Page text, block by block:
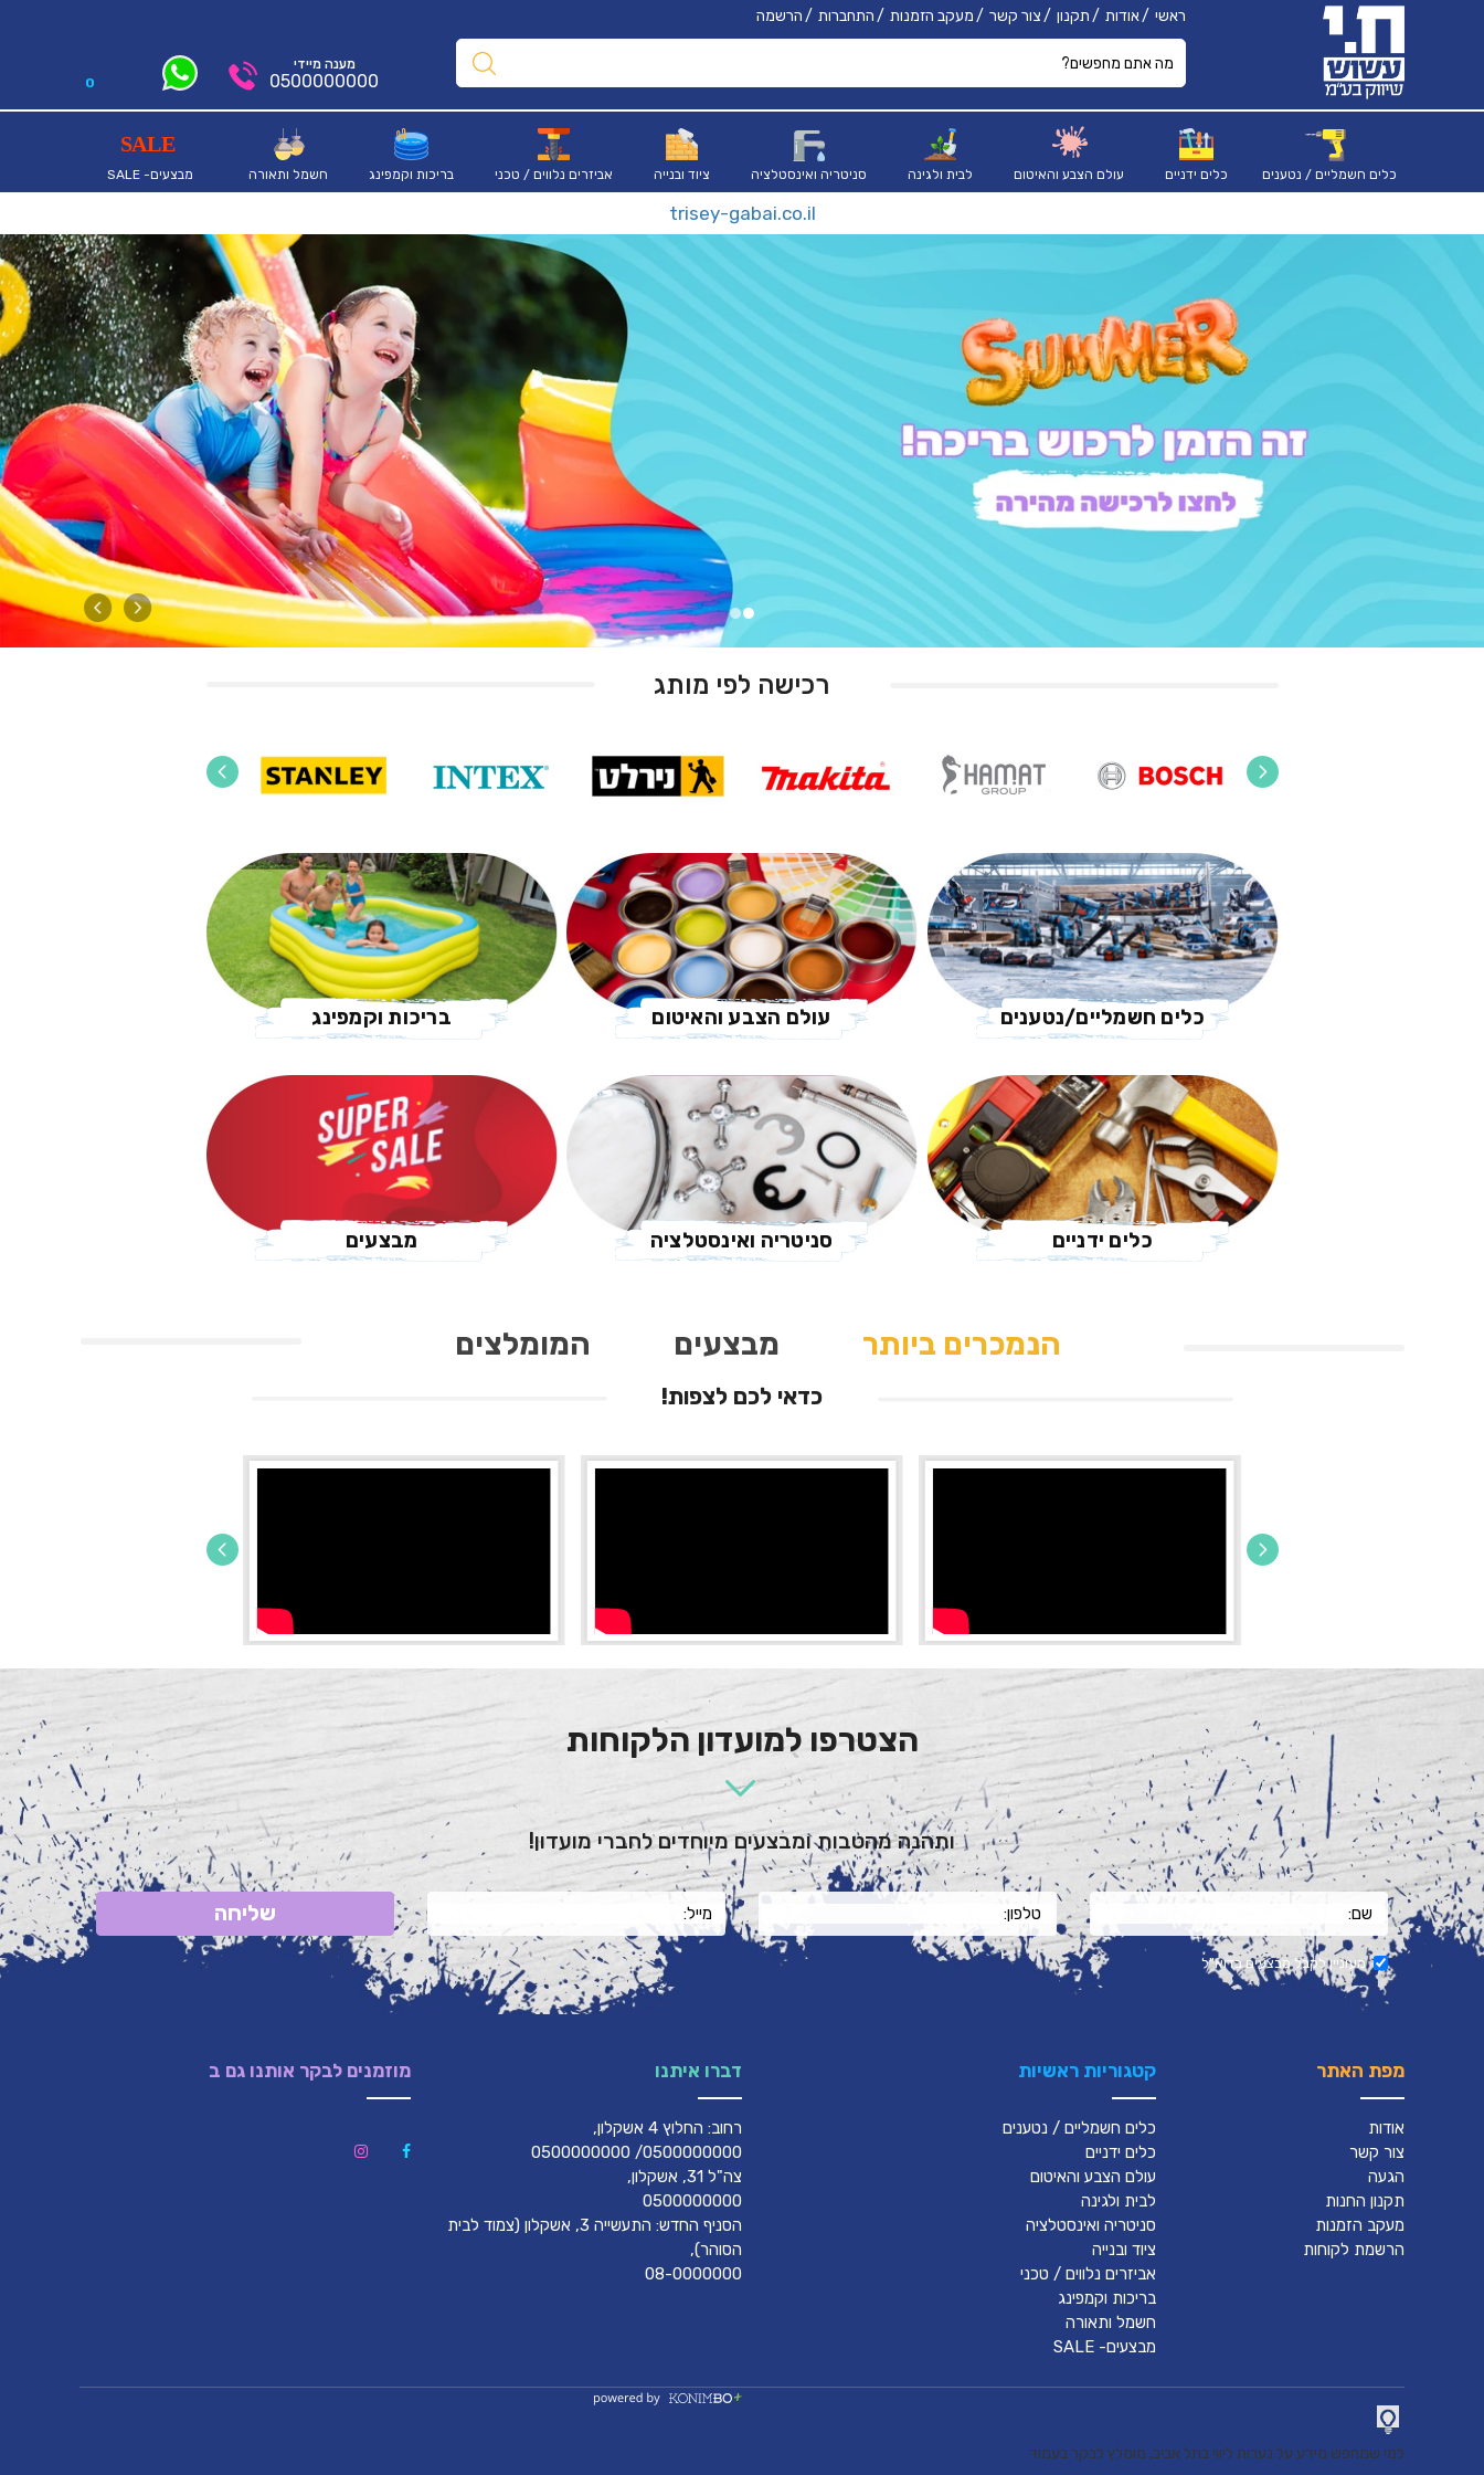
0
ראשי אודות תקנון צור קשר מעקב הזמנות התחברות הרשמה
כלים חשמליים / נטענים כלים ידניים עולם הצבע והאיטום לבית ולגינה סניטריה ואינסטלציה ציוד ובנייה אביזרים נלווים / טכני בריכות וקמפינג חשמל ותאורה מבצעים- SALE
מענה מיידי
0500000000
trisey-gabai.co.il
רכישה לפי מותג
מבצעים סניטריה ואינסטלציה כלים ידניים
בריכות וקמפינג עולם הצבע והאיטום כלים חשמליים/נטענים
הנמכרים ביותר מבצעים המומלצים
כדאי לכם לצפות!
הצטרפו למועדון הלקוחות
ותהנה מהטבות ומבצעים מיוחדים לחברי מועדון!
שליחה
מעוניין לקבל מבצעים בדוא"ל
מפת האתר
אודות
צור קשר
הגעה
תקנון החנות
מעקב הזמנות
הרשמת לקוחות
קטגוריות ראשיות
כלים חשמליים / נטענים
כלים ידניים
עולם הצבע והאיטום
לבית ולגינה
סניטריה ואינסטלציה
ציוד ובנייה
אביזרים נלווים / טכני
בריכות וקמפינג
חשמל ותאורה
מבצעים- SALE
דברו איתנו
רחוב: החלוץ 4 אשקלון,
0500000000/ 0500000000
צה"ל 31, אשקלון,
0500000000
הסניף החדש: התעשייה 3, אשקלון (צמוד לבית
הסוהר),
08-0000000
מוזמנים לבקר אותנו גם ב
למי שמחפש מידע על נערות ליווי בתל אביב, מומלץ לבקר בעמוד